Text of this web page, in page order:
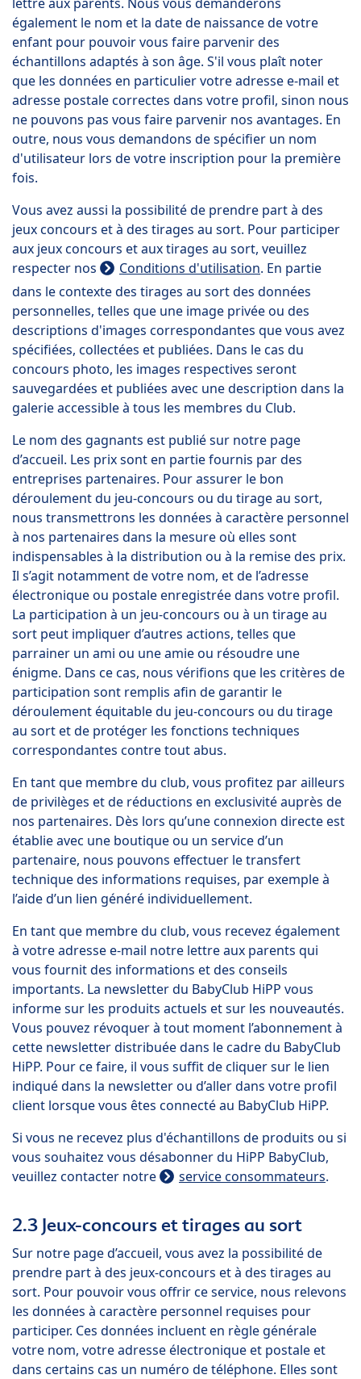
également le nom et la date de naissance de votre
enfant pour pouvoir vous faire parvenir des
échantillons adaptés à son âge. S'il vous plaît noter
que les données en particulier votre adresse e-mail et
adresse postale correctes dans votre profil, sinon nous
ne pouvons pas vous faire parvenir nos avantages. En
outre, nous vous demandons de spécifier un nom
d'utilisateur lors de votre inscription pour la première
fois.
Vous avez aussi la possibilité de prendre part à des
jeux concours et à des tirages au sort. Pour participer
aux jeux concours et aux tirages au sort, veuillez
respecter nos
Conditions d'utilisation. En partie
dans le contexte des tirages au sort des données
personnelles, telles que une image privée ou des
descriptions d'images correspondantes que vous avez
spécifiées, collectées et publiées. Dans le cas du
concours photo, les images respectives seront
sauvegardées et publiées avec une description dans la
galerie accessible à tous les membres du Club.
Le nom des gagnants est publié sur notre page
d’accueil. Les prix sont en partie fournis par des
entreprises partenaires. Pour assurer le bon
déroulement du jeu-concours ou du tirage au sort,
nous transmettrons les données à caractère personnel
à nos partenaires dans la mesure où elles sont
indispensables à la distribution ou à la remise des prix.
Il s’agit notamment de votre nom, et de l’adresse
électronique ou postale enregistrée dans votre profil.
La participation à un jeu-concours ou à un tirage au
sort peut impliquer d’autres actions, telles que
parrainer un ami ou une amie ou résoudre une
énigme. Dans ce cas, nous vérifions que les critères de
participation sont remplis afin de garantir le
déroulement équitable du jeu-concours ou du tirage
au sort et de protéger les fonctions techniques
correspondantes contre tout abus.
En tant que membre du club, vous profitez par ailleurs
de privilèges et de réductions en exclusivité auprès de
nos partenaires. Dès lors qu’une connexion directe est
établie avec une boutique ou un service d’un
partenaire, nous pouvons effectuer le transfert
technique des informations requises, par exemple à
l’aide d’un lien généré individuellement.
En tant que membre du club, vous recevez également
à votre adresse e-mail notre lettre aux parents qui
vous fournit des informations et des conseils
importants. La newsletter du BabyClub HiPP vous
informe sur les produits actuels et sur les nouveautés.
Vous pouvez révoquer à tout moment l’abonnement à
cette newsletter distribuée dans le cadre du BabyClub
HiPP. Pour ce faire, il vous suffit de cliquer sur le lien
indiqué dans la newsletter ou d’aller dans votre profil
client lorsque vous êtes connecté au BabyClub HiPP.
Si vous ne recevez plus d'échantillons de produits ou si
vous souhaitez vous désabonner du HiPP BabyClub,
veuillez contacter notre
service consommateurs.
2.3 Jeux-concours et tirages au sort
Sur notre page d’accueil, vous avez la possibilité de
prendre part à des jeux-concours et à des tirages au
sort. Pour pouvoir vous offrir ce service, nous relevons
les données à caractère personnel requises pour
participer. Ces données incluent en règle générale
votre nom, votre adresse électronique et postale et
dans certains cas un numéro de téléphone. Elles sont